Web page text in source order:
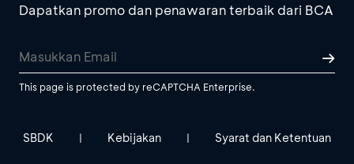
Dapatkan promo dan penawaran terbaik dari BCA
This page is protected by reCAPTCHA Enterprise.
SBDK | Kebijakan | Syarat dan Ketentuan